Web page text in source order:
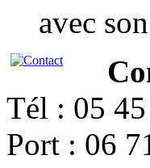
avec
Tél : 05
Port : 06